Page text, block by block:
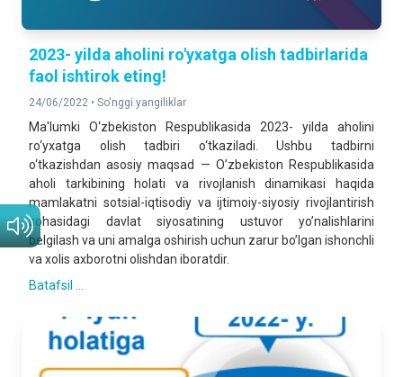
2023- yilda aholini ro'yxatga olish tadbirlarida
faol ishtirok eting!
24/06/2022 • So'nggi yangiliklar
Ma'lumki O‘zbekiston Respublikasida 2023- yilda aholini
ro‘yxatga olish tadbiri o‘tkaziladi. Ushbu tadbirni
o‘tkazishdan asosiy maqsad — Oʼzbekiston Respublikasida
aholi tarkibining holati va rivojlanish dinamikasi haqida
mamlakatni sotsial-iqtisodiy va ijtimoiy-siyosiy rivojlantirish
sohasidagi davlat siyosatining ustuvor yoʼnalishlarini
belgilash va uni amalga oshirish uchun zarur boʼlgan ishonchli
va xolis axborotni olishdan iboratdir.
Batafsil ...